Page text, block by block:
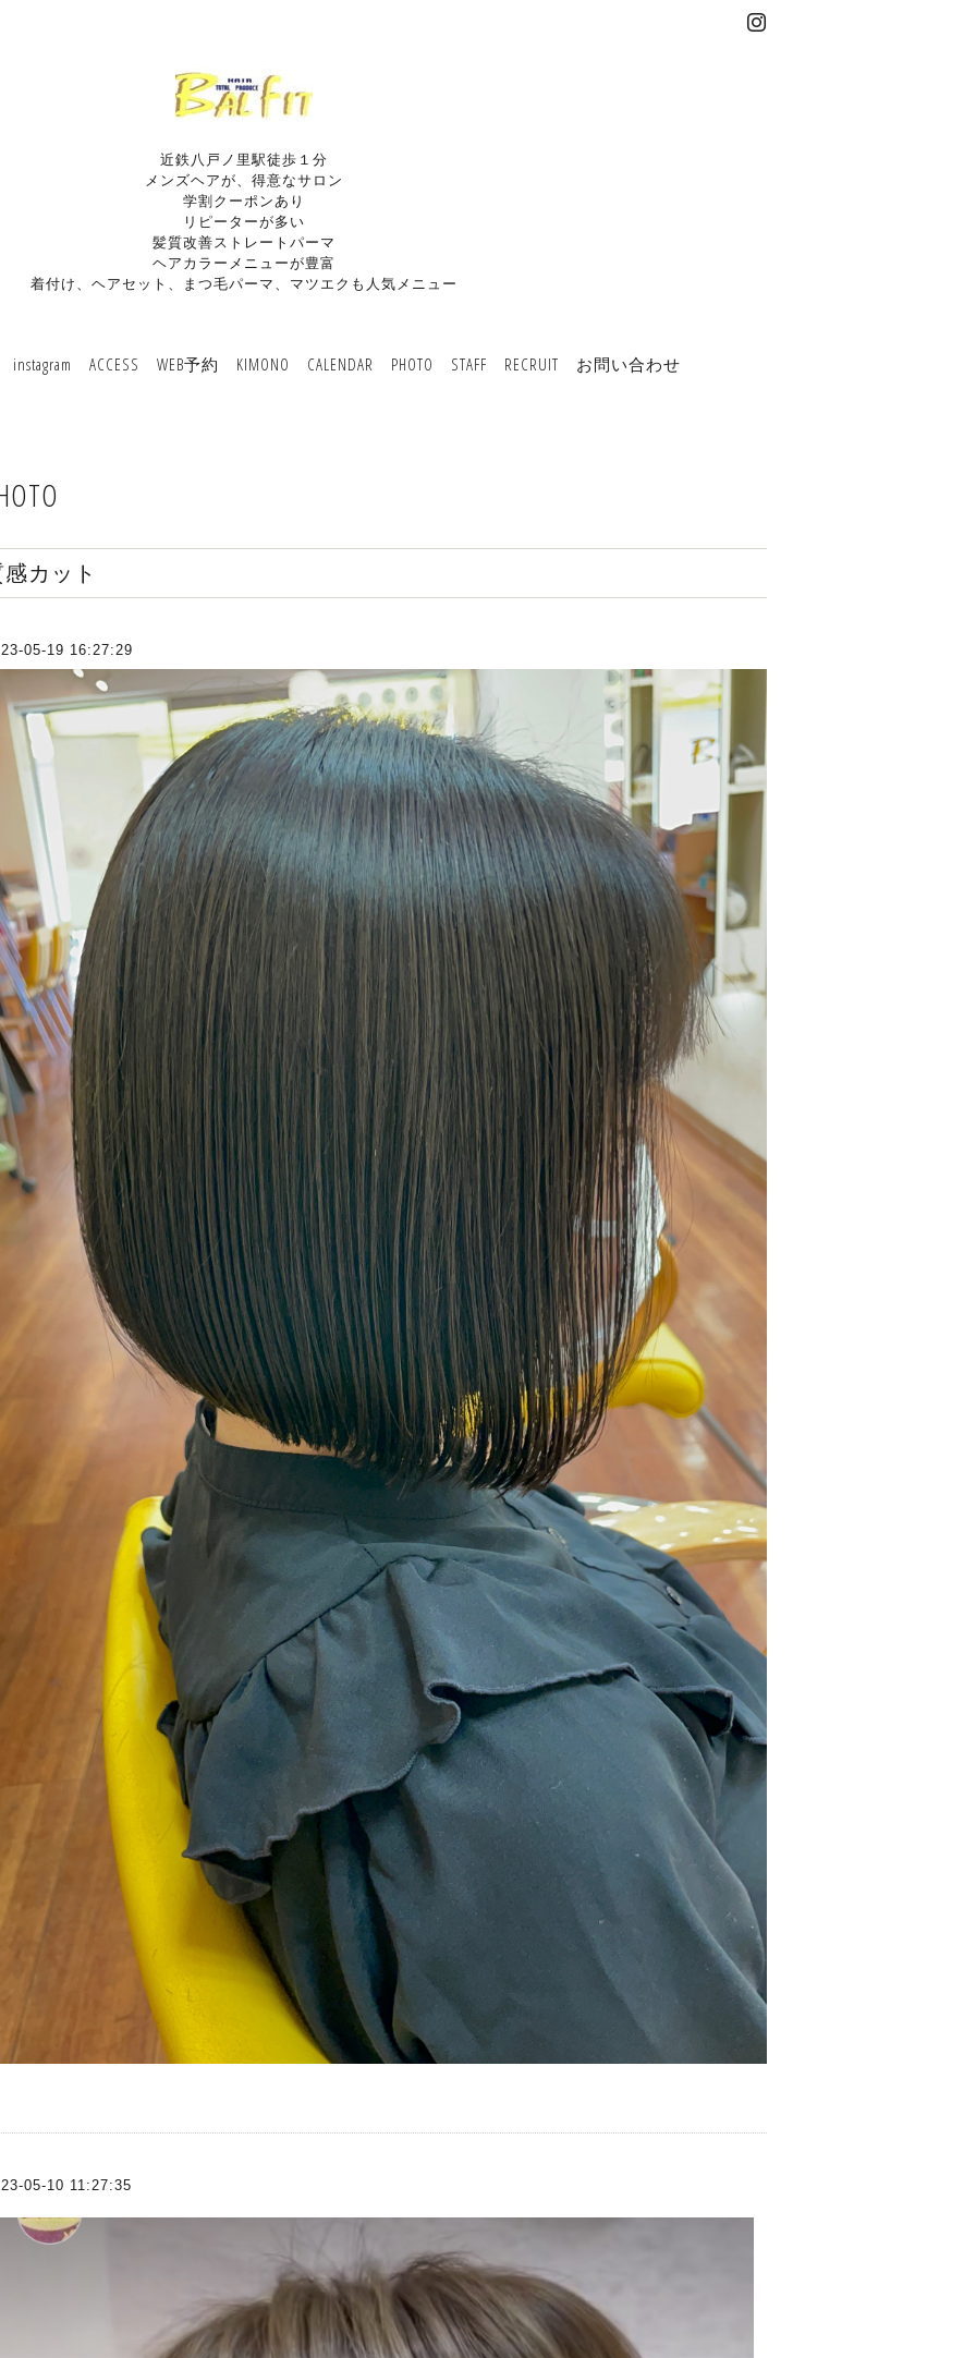
近鉄八戸ノ里駅徒歩１分
メンズヘアが、得意なサロン
学割クーポンあり
リピーターが多い
髪質改善ストレートパーマ
ヘアカラーメニューが豊富
着付け、ヘアセット、まつ毛パーマ、マツエクも人気メニュー
instagram ACCESS WEB予約 KIMONO CALENDAR PHOTO STAFF RECRUIT お問い合わせ
カット
05-19 16:27:29
05-10 11:27:35